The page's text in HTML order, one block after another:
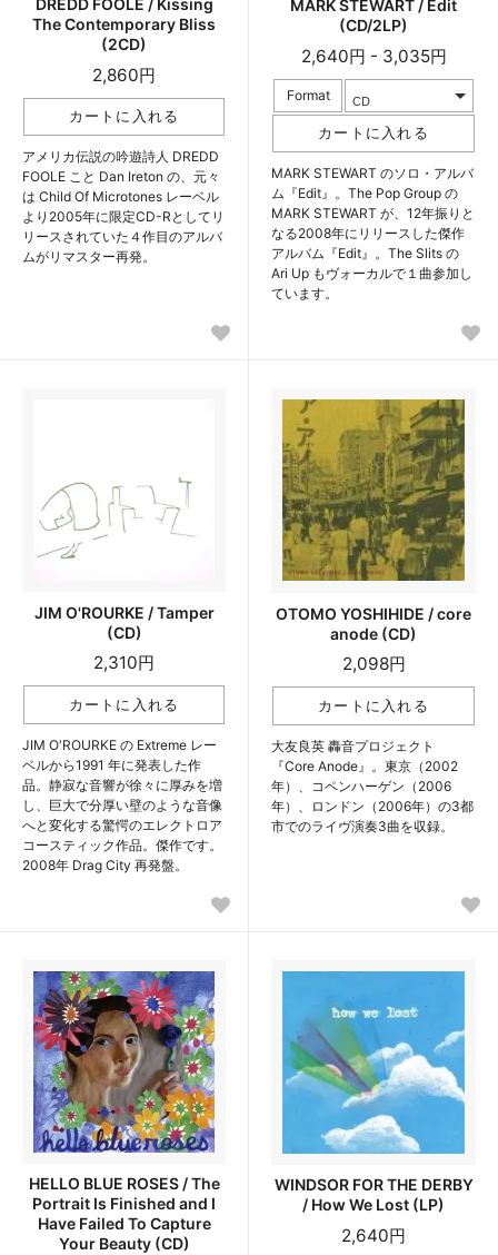
DREDD FOOLE / Kissing
The Contemporary Bliss
(2CD)
2,860円
アメリカ伝説の吟遊詩人 DREDD
FOOLE こと Dan Ireton の、元々
は Child Of Microtones レーベル
より2005年に限定CD-Rとしてリ
リースされていた４作目のアルバ
ムがリマスター再発。
MARK STEWART / Edit
(CD/2LP)
2,640円 - 3,035円
Format
MARK STEWART のソロ・アルバ
ム『Edit』。The Pop Group の
MARK STEWART が、12年振りと
なる2008年にリリースした傑作
アルバム『Edit』。The Slits の
Ari Up もヴォーカルで１曲参加し
ています。
JIM O'ROURKE / Tamper
(CD)
2,310円
JIM O'ROURKE の Extreme レー
ベルから1991 年に発表した作
品。静寂な音響が徐々に厚みを増
し、巨大で分厚い壁のような音像
へと変化する驚愕のエレクトロア
コースティック作品。傑作です。
2008年 Drag City 再発盤。
OTOMO YOSHIHIDE / core
anode (CD)
2,098円
大友良英 轟音プロジェクト
『Core Anode』。東京（2002
年）、コペンハーゲン（2006
年）、ロンドン（2006年）の3都
市でのライヴ演奏3曲を収録。
HELLO BLUE ROSES / The
Portrait Is Finished and I
Have Failed To Capture
Your Beauty (CD)
WINDSOR FOR THE DERBY
/ How We Lost (LP)
2,640円